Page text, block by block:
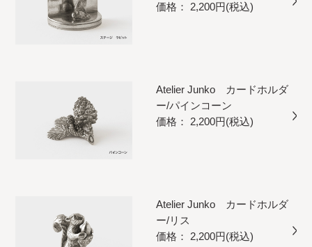
価格： 2,200円(税込)
Atelier Junko カードホルダ
ー/パインコーン
価格： 2,200円(税込)
Atelier Junko カードホルダ
ー/リス
価格： 2,200円(税込)